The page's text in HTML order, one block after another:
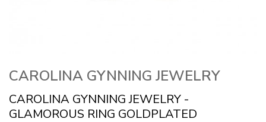
CAROLINA GYNNING JEWELRY
CAROLINA GYNNING JEWELRY -
GLAMOROUS RING GOLDPLATED